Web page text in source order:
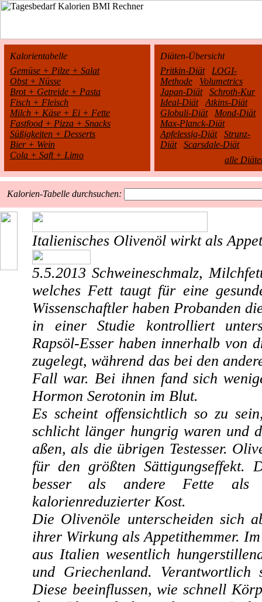
Kalorientabelle
Gemüse + Pilze + Salat
Obst + Nüsse
Brot + Getreide + Pasta
Fisch + Fleisch
Milch + Käse + Ei + Fette
Fastfood + Pizza + Snacks
Süßigkeiten + Desserts
Bier + Wein
Cola + Saft + Limo
Diäten-Übersicht
Pritkin-Diät
LOGI-
Methode
Volumetrics
Japan-Diät
Schroth-Kur
Ideal-Diät
Atkins-Diät
Globuli-Diät
Mond-Diät
Max-Planck-Diät
Apfelessig-Diät
Strunz-
Diät
Scarsdale-Diät
alle
Kalorien-Tabelle durchsuchen:
Italienisches Olivenöl wirkt als
5.5.2013 Schweineschmalz,
welches Fett taugt für eine
Wissenschaftler haben Probanden
in einer Studie kontrolliert
Rapsöl-Esser haben innerhalb von
zugelegt, während das bei den
Fall war. Bei ihnen fand sich
Hormon Serotonin im Blut.
Es scheint offensichtlich so zu
schlicht länger hungrig waren und
aßen, als die übrigen Testesser.
für den größten Sättigungseffekt.
besser als andere Fette als
kalorienreduzierter Kost.
Die Olivenöle unterscheiden sich
ihrer Wirkung als Appetithemmer.
aus Italien wesentlich
und Griechenland. Verantwortlich
Diese beeinflussen, wie schnell